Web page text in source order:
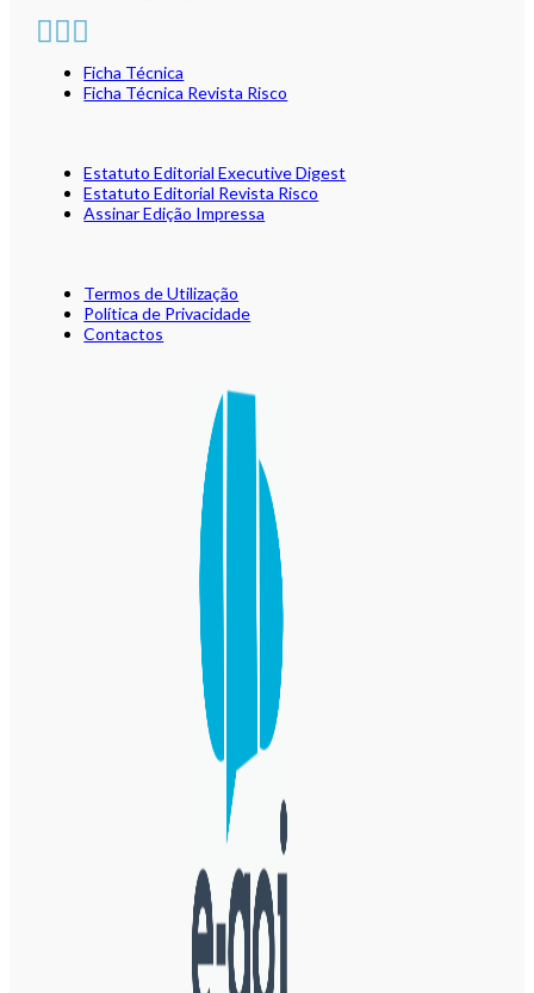
Ficha Técnica
Ficha Técnica Revista Risco
Estatuto Editorial Executive Digest
Estatuto Editorial Revista Risco
Assinar Edição Impressa
Termos de Utilização
Política de Privacidade
Contactos